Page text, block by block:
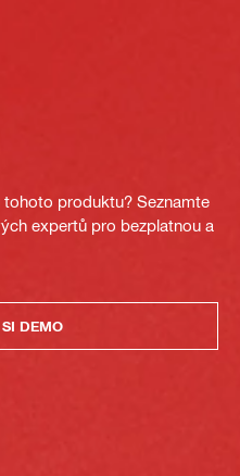
produktu? Seznamte
expertů pro bezplatnou a
DEMO